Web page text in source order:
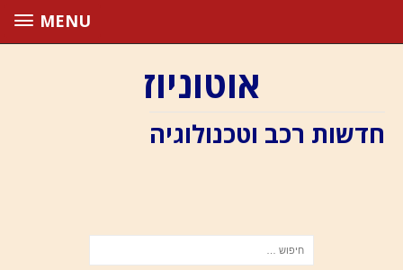
MENU
אוטוניוז
חדשות רכב וטכנולוגיה